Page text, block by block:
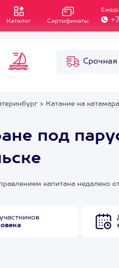
Каталог Сертификаты
Срочная
> Катание на
под
капитана недалеко